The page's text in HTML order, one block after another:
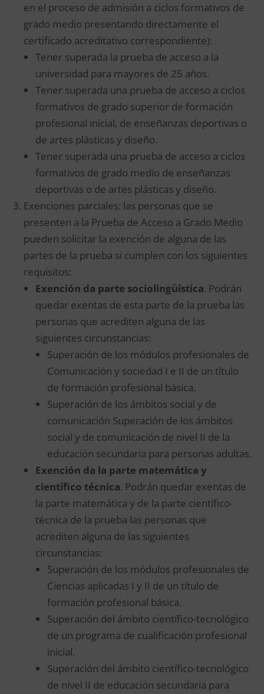
en el proceso de admisión a ciclos formativos de
grado medio presentando directamente el
certificado acreditativo correspondiente):
Tener superada la prueba de acceso a la
universidad para mayores de 25 años.
Tener superada una prueba de acceso a ciclos
formativos de grado superior de formación
profesional inicial, de enseñanzas deportivas o
de artes plásticas y diseño.
Tener superada una prueba de acceso a ciclos
formativos de grado medio de enseñanzas
deportivas o de artes plásticas y diseño.
Exenciones parciales: las personas que se
presenten a la Prueba de Acceso a Grado Medio
pueden solicitar la exención de alguna de las
partes de la prueba si cumplen con los siguientes
requisitos:
Exención da parte sociolingüística. Podrán
quedar exentas de esta parte de la prueba las
personas que acrediten alguna de las
siguientes circunstancias:
Superación de los módulos profesionales de
Comunicación y sociedad I e II de un título
de formación profesional básica.
Superación de los ámbitos social y de
comunicación Superación de los ámbitos
social y de comunicación de nivel II de la
educación secundaria para personas adultas.
Exención da la parte matemática y
científico técnica. Podrán quedar exentas de
la parte matemática y de la parte científico-
técnica de la prueba las personas que
acrediten alguna de las siguientes
circunstancias:
Superación de los módulos profesionales de
Ciencias aplicadas I y II de un título de
formación profesional básica.
Superación del ámbito científico-tecnológico
de un programa de cualificación profesional
inicial.
Superación del ámbito científico-tecnológico
de nivel II de educación secundaria para